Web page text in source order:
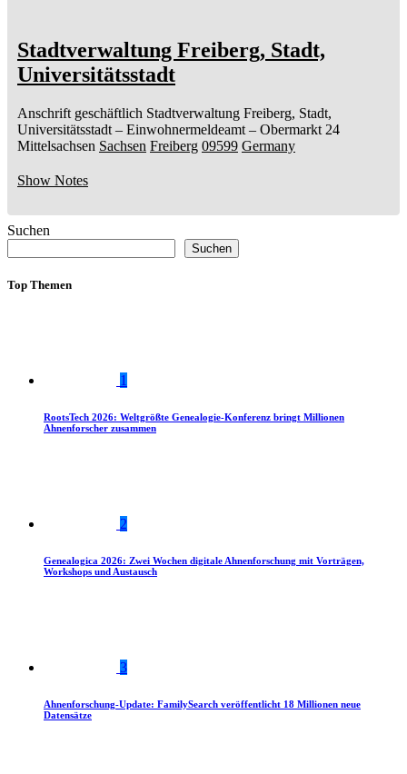
Stadtverwaltung Freiberg, Stadt,
Universitätsstadt
Anschrift geschäftlich Stadtverwaltung Freiberg, Stadt,
Universitätsstadt – Einwohnermeldeamt – Obermarkt 24
Mittelsachsen Sachsen Freiberg 09599 Germany
Show Notes
Suchen
Suchen
Top Themen
1
RootsTech 2026: Weltgrößte Genealogie-Konferenz bringt Millionen
Ahnenforscher zusammen
2
Genealogica 2026: Zwei Wochen digitale Ahnenforschung mit Vorträgen,
Workshops und Austausch
3
Ahnenforschung-Update: FamilySearch veröffentlicht 18 Millionen neue
Datensätze